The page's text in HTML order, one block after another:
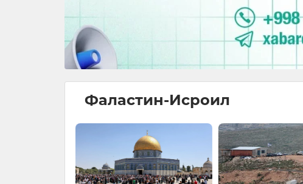
Фаластин-Исроил